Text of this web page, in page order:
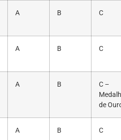
A B C
A B C
A B
C –
de
A B C